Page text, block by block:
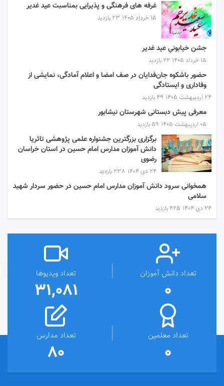
غرفه های فرهنگی و پذیرایی بمناسبت عید غدیر
۱۵ خرداد ۱۴۰۵ 23 بازدید
جشن خیابونیِ عید غدیر
۱۵ خرداد ۱۴۰۵ 22 بازدید
حضور باشکوه جان‌فدایان در صف امضا و اعلام آمادگی، نمایشی از
وفاداری و ایستادگی
۲۴ اردیبهشت ۱۴۰۵ 49 بازدید
معرفی پیش دبستانی شهرستان نیشابور
۰۵ اردیبهشت ۱۴۰۵ 59 بازدید
برگزاری بزرگترین جشنواره علمی پژوهشی تاثریا
دانش آموزان مدارس امام حسین در استان خراسان
رضوی
۲۴ دی ۱۴۰۴ 238 بازدید
همخوانی سرود دانش آموزان مدارس امام حسین در حضور سردار شهید
سلامی
۲۴ دی ۱۴۰۴ 425 بازدید
تعداد دانش آموزان
0
تعداد ویدیوها
31,081
تعداد معلمین
0
تعداد مدارس
80